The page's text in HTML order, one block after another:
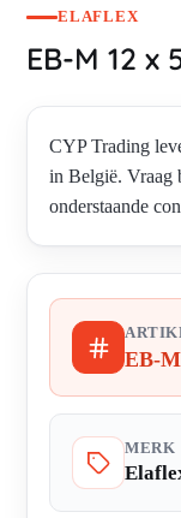
ELAFLEX
EB-M 12 x
CYP Trading
in België. Vraag
onderstaande
EB-
MERK